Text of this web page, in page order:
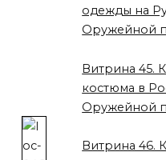
одежды на
Оружейной
Витрина 45.
костюма в
Оружейной
Витрина 46.